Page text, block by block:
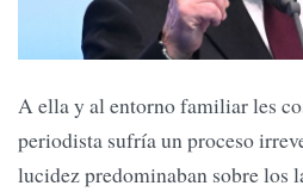
A ella y al entorno familiar les
periodista sufría un proceso
lucidez predominaban sobre los